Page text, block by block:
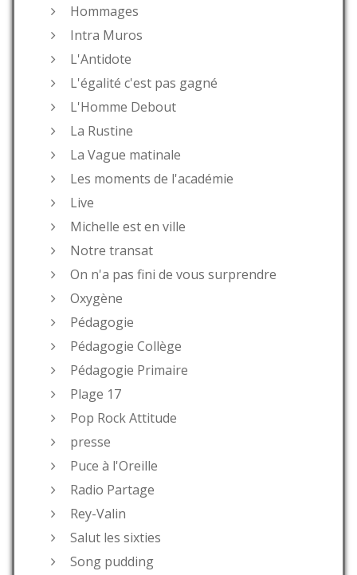
Hommages
Intra Muros
L'Antidote
L'égalité c'est pas gagné
L'Homme Debout
La Rustine
La Vague matinale
Les moments de l'académie
Live
Michelle est en ville
Notre transat
On n'a pas fini de vous surprendre
Oxygène
Pédagogie
Pédagogie Collège
Pédagogie Primaire
Plage 17
Pop Rock Attitude
presse
Puce à l'Oreille
Radio Partage
Rey-Valin
Salut les sixties
Song pudding